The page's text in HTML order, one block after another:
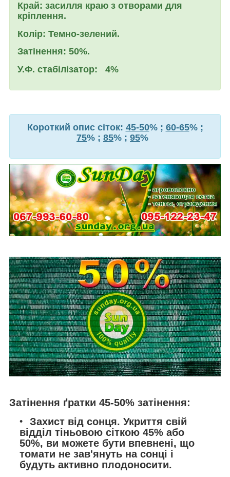
Край: засилля краю з отворами для
кріплення.
Колір: Темно-зелений.
Затінення: 50%.
У.Ф. стабілізатор:
4%
Короткий опис сіток: 45-50% ; 60-65% ;
75% ; 85% ; 95%
Затінення ґратки 45-50% затінення:
Захист від сонця. Укриття свій
відділ тіньовою сіткою 45% або
50%, ви можете бути впевнені, що
томати не зав'януть на сонці і
будуть активно плодоносити.